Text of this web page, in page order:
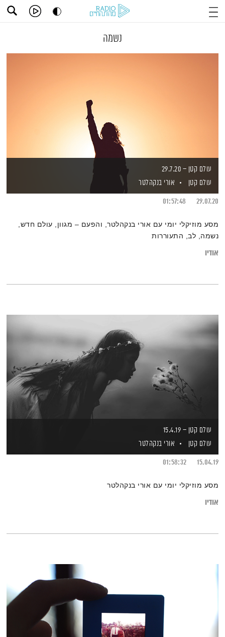
נשמה
עולם קטן – 29.7.20
עולם קטן
אורי בנקהלטר
29.07.20
01:57:48
מסע מוזיקלי יומי עם אורי בנקהלטר, והפעם – מגוון, עולם חדש,
נשמה, לב, התעוררות
אודיו
עולם קטן – 15.4.19
עולם קטן
אורי בנקהלטר
15.04.19
01:58:32
מסע מוזיקלי יומי עם אורי בנקהלטר
אודיו